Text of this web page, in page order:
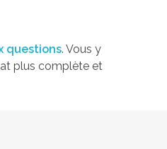
questions. Vous y
plus complète et